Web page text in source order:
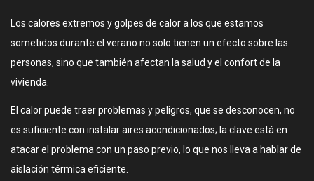
Los calores extremos y golpes de calor a los que estamos
sometidos durante el verano no solo tienen un efecto sobre las
personas, sino que también afectan la salud y el confort de la
vivienda.
El calor puede traer problemas y peligros, que se desconocen, no
es suficiente con instalar aires acondicionados; la clave está en
atacar el problema con un paso previo, lo que nos lleva a hablar de
aislación térmica eficiente.